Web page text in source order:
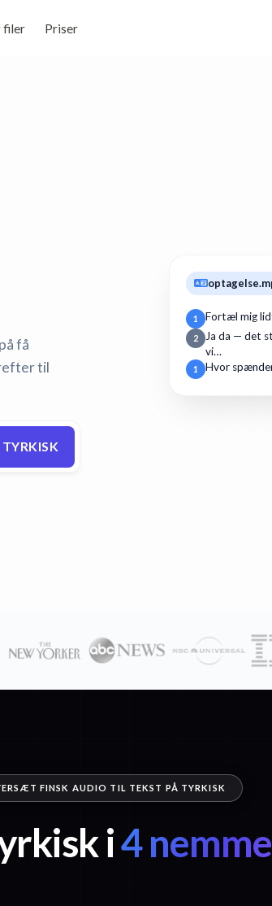
filer Priser
få
til
1 Fortæl mig
2
Ja da — det
vi…
1 Hvor
FINSK AUDIO TIL TEKST PÅ TYRKISK
i4